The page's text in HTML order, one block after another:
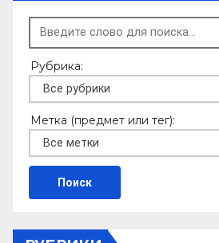
Рубрика:
Метка (предмет или тег):